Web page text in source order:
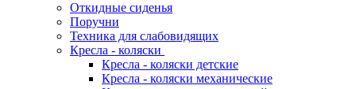
Откидные сиденья
Поручни
Техника для слабовидящих
Кресла - коляски
Кресла - коляски детские
Кресла - коляски механические